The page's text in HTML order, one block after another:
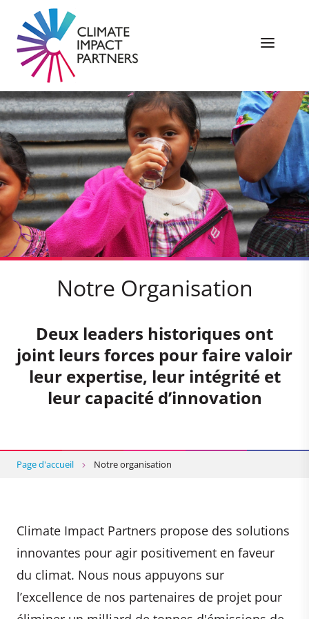
Notre Organisation
Deux leaders historiques ont
joint leurs forces pour faire valoir
leur expertise, leur intégrité et
leur capacité d’innovation
Page d'accueil Notre organisation
Climate Impact Partners propose des solutions
innovantes pour agir positivement en faveur
du climat. Nous nous appuyons sur
l’excellence de nos partenaires de projet pour